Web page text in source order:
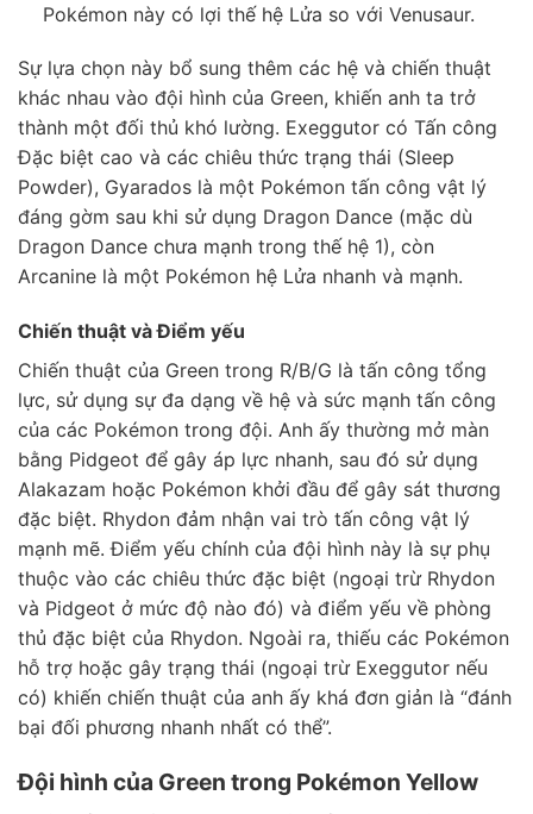
Pokémon này có lợi thế hệ Lửa so với Venusaur.
Sự lựa chọn này bổ sung thêm các hệ và chiến thuật
khác nhau vào đội hình của Green, khiến anh ta trở
thành một đối thủ khó lường. Exeggutor có Tấn công
Đặc biệt cao và các chiêu thức trạng thái (Sleep
Powder), Gyarados là một Pokémon tấn công vật lý
đáng gờm sau khi sử dụng Dragon Dance (mặc dù
Dragon Dance chưa mạnh trong thế hệ 1), còn
Arcanine là một Pokémon hệ Lửa nhanh và mạnh.
Chiến thuật và Điểm yếu
Chiến thuật của Green trong R/B/G là tấn công tổng
lực, sử dụng sự đa dạng về hệ và sức mạnh tấn công
của các Pokémon trong đội. Anh ấy thường mở màn
bằng Pidgeot để gây áp lực nhanh, sau đó sử dụng
Alakazam hoặc Pokémon khởi đầu để gây sát thương
đặc biệt. Rhydon đảm nhận vai trò tấn công vật lý
mạnh mẽ. Điểm yếu chính của đội hình này là sự phụ
thuộc vào các chiêu thức đặc biệt (ngoại trừ Rhydon
và Pidgeot ở mức độ nào đó) và điểm yếu về phòng
thủ đặc biệt của Rhydon. Ngoài ra, thiếu các Pokémon
hỗ trợ hoặc gây trạng thái (ngoại trừ Exeggutor nếu
có) khiến chiến thuật của anh ấy khá đơn giản là “đánh
bại đối phương nhanh nhất có thể”.
Đội hình của Green trong Pokémon Yellow